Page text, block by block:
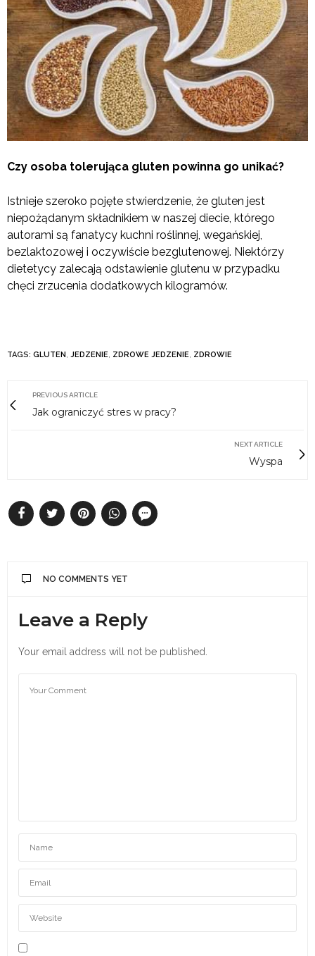
Czy osoba tolerująca gluten powinna go unikać?
Istnieje szeroko pojęte stwierdzenie, że gluten jest
niepożądanym składnikiem w naszej diecie, którego
autorami są fanatycy kuchni roślinnej, wegańskiej,
bezlaktozowej i oczywiście bezglutenowej. Niektórzy
dietetycy zalecają odstawienie glutenu w przypadku
chęci zrzucenia dodatkowych kilogramów.
TAGS: GLUTEN, JEDZENIE, ZDROWE JEDZENIE, ZDROWIE
PREVIOUS ARTICLE
Jak ograniczyć stres w pracy?
NEXT ARTICLE
Wyspa
NO COMMENTS YET
Leave a Reply
Your email address will not be published.